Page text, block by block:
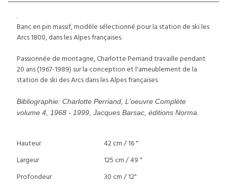
.
Banc en pin massif, modèle sélectionné pour la station de ski les
Arcs 1800, dans les Alpes françaises.
Passionnée de montagne, Charlotte Perriand travaille pendant
20 ans (1967-1989) sur la conception et l'ameublement de la
station de ski des Arcs dans les Alpes françaises.
Bibliographie: Charlotte Perriand, L'oeuvre Complète
volume 4, 1968 - 1999, Jacques Barsac, éditions Norma.
Hauteur
42 cm / 16 "
Largeur
125 cm / 49 "
Profondeur
30 cm / 12"